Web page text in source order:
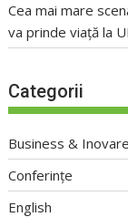
Cea mai mare
va prinde viață la
Categorii
Business & Inovare
Conferințe
English